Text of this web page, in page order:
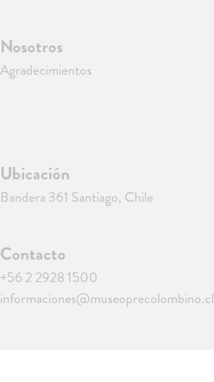
Nosotros
Agradecimientos
Ubicación
Bandera 361 Santiago, Chile
Contacto
+56 2 2928 1500
informaciones@museoprecolombino.cl